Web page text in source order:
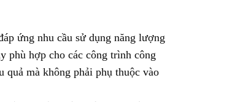
ứng nhu cầu sử dụng năng lượng
phù hợp cho các công trình công
mà không phải phụ thuộc vào